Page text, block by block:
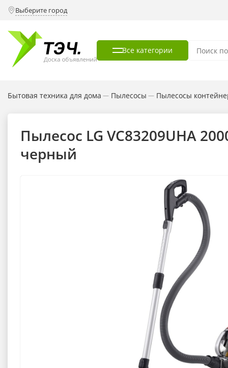
Выберите город
Все категории
Бытовая техника для дома — Пылесосы — Пылесосы
Пылесос LG VC83209UHA
черный